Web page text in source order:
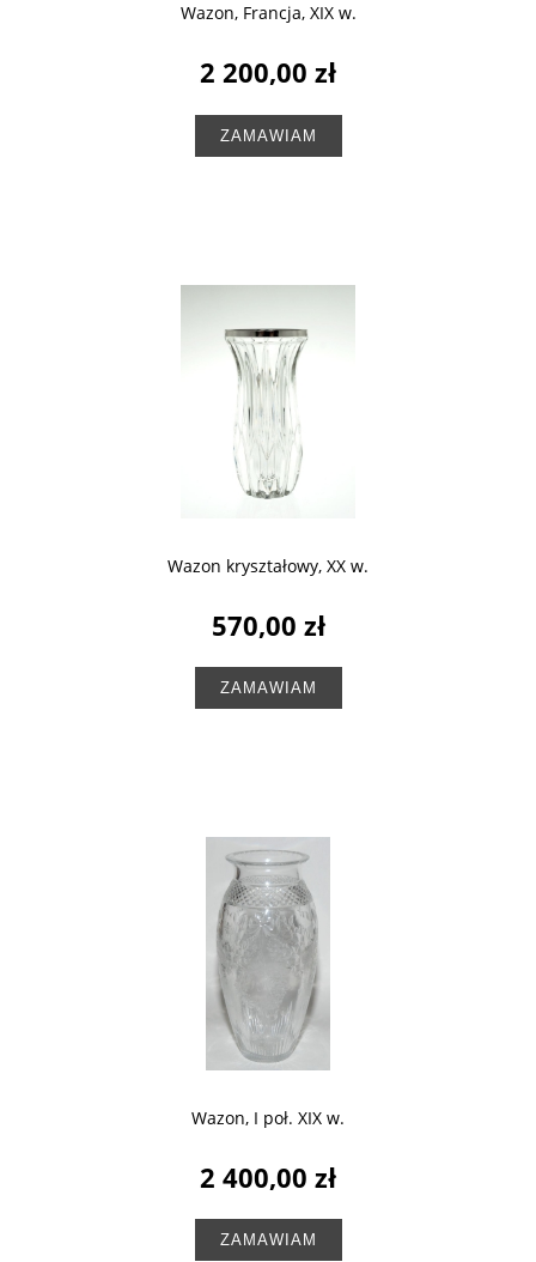
Wazon, Francja, XIX w.
2 200,00 zł
ZAMAWIAM
Wazon kryształowy, XX w.
570,00 zł
ZAMAWIAM
Wazon, I poł. XIX w.
2 400,00 zł
ZAMAWIAM